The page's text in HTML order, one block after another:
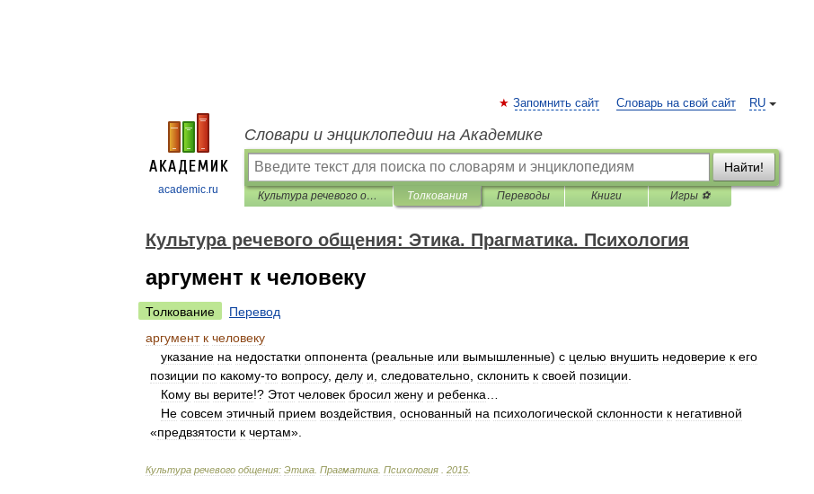
academic.ru
RU
Запомнить сайт Словарь на свой сайт
Словари и энциклопедии на Академике
Найти!
Культура речевого общения: Этика. Прагматика. Психология Толкования Переводы Книги Игры ⚽
Культура речевого общения: Этика. Прагматика. Психология
аргумент к человеку
Толкование
Перевод
аргумент к человеку
указание на недостатки оппонента (реальные или вымышленные) с целью внушить недоверие к его
позиции по какому-то вопросу, делу и следовательно склонить к своей позиции
Кому вы верите!? Этот человек бросил жену и ребенка
Не совсем этичный прием воздействия основанный на психологической склонности к негативной
«предвзятости к чертам».
Культура речевого общения: Этика Прагматика Психология 2015